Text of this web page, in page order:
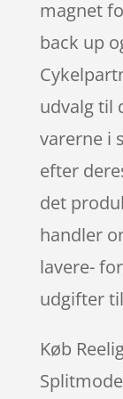
magnet
back up
udvalg til
varerne i
efter
det
handler
lavere-
udgifter
Køb